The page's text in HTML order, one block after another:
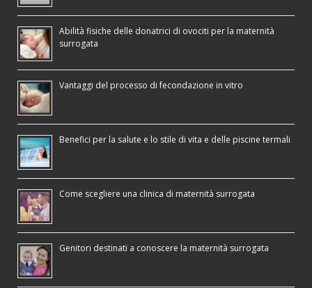
Abilità fisiche delle donatrici di ovociti per la maternità
surrogata
Vantaggi del processo di fecondazione in vitro
Benefici per la salute e lo stile di vita e delle piscine termali
Come scegliere una clinica di maternità surrogata
Genitori destinati a conoscere la maternità surrogata